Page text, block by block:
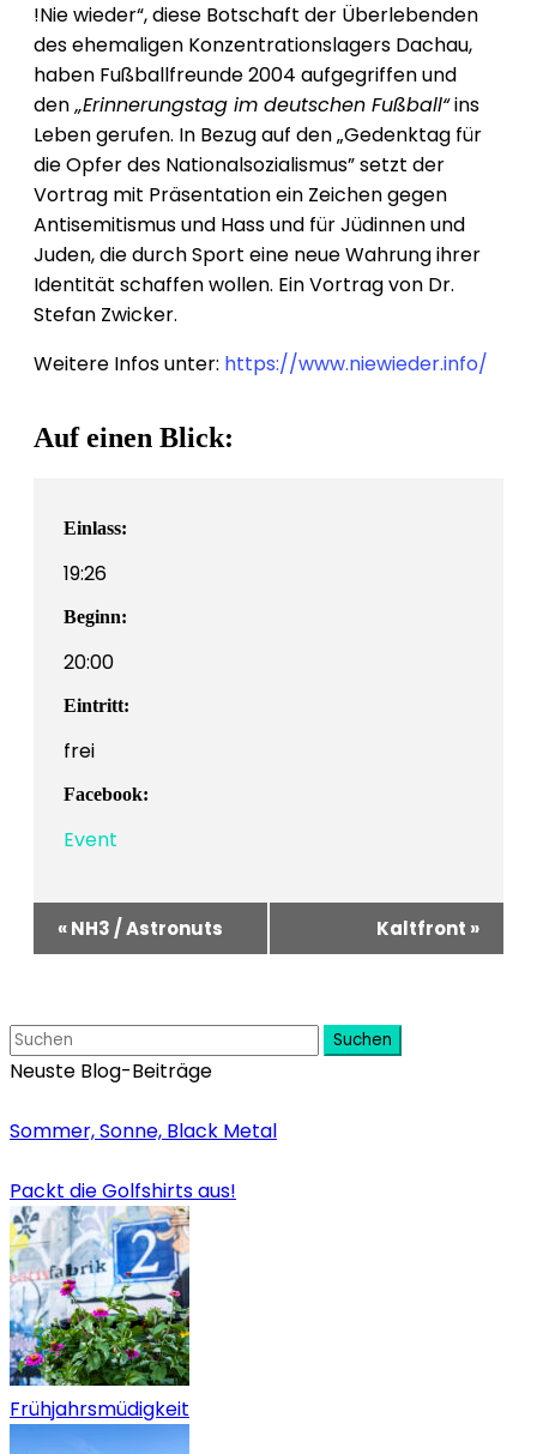
!Nie wieder“, diese Botschaft der Überlebenden
des ehemaligen Konzentrationslagers Dachau,
haben Fußballfreunde 2004 aufgegriffen und
den„Erinnerungstag im deutschen Fußball“ins
Leben gerufen. In Bezug auf den „Gedenktag für
die Opfer des Nationalsozialismus” setzt der
Vortrag mit Präsentation ein Zeichen gegen
Antisemitismus und Hass und für Jüdinnen und
Juden, die durch Sport eine neue Wahrung ihrer
Identität schaffen wollen. Ein Vortrag von Dr.
Stefan Zwicker.
Weitere Infos unter: https://www.niewieder.info/
Auf einen Blick:
Einlass:
19:26
Beginn:
20:00
Eintritt:
frei
Facebook:
Event
Veranstaltung-
Navigation
«NH3 / Astronuts Kaltfront »
Suchen
Neuste Blog-Beiträge
Sommer, Sonne, Black Metal
Packt die Golfshirts aus!
Frühjahrsmüdigkeit